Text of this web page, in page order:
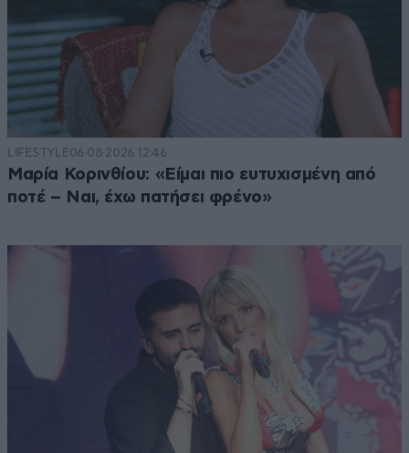
LIFESTYLE06·08·2026 12:46
Μαρία Κορινθίου: «Είμαι πιο ευτυχισμένη από
ποτέ – Ναι, έχω πατήσει φρένο»